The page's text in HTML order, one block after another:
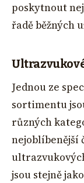
poskytnout
řadě běžných
Jednou ze
sortimentu
různých
nejoblíbenější
jsou stejně